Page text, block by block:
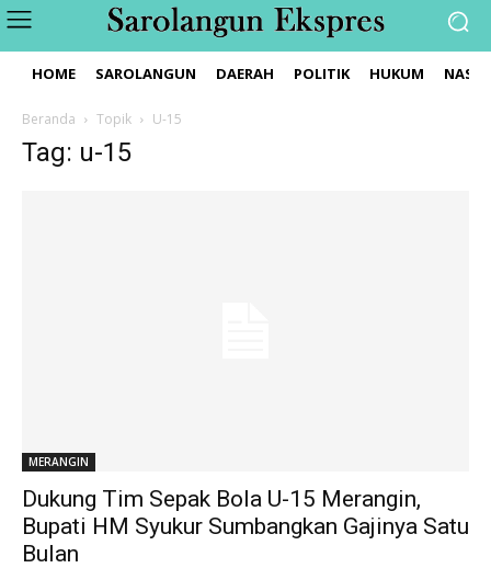
HOME SAROLANGUN DAERAH POLITIK HUKUM
Beranda Topik U-15
Tag: u-15
MERANGIN
Dukung Tim Sepak Bola U-15 Merangin,
Bupati HM Syukur Sumbangkan Gajinya Satu
Bulan